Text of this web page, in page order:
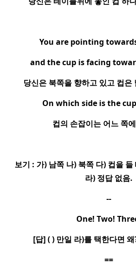
You are pointing
and the cup is facing
당신은 북쪽을 향하고 있고 컵은
On which side is the
컵의 손잡이는 어느 쪽
보기 : 가) 남쪽 나) 북쪽 다) 컵을 들
라) 정답 없음.
--
One! Two!
[답] ( ) 만일 라)를 택한다면 왜
==